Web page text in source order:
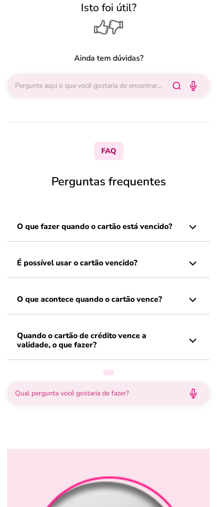
Isto foi útil?
Ainda tem dúvidas?
FAQ
Perguntas frequentes
O que fazer quando o cartão está vencido?
É possível usar o cartão vencido?
O que acontece quando o cartão vence?
Quando o cartão de crédito vence a
validade, o que fazer?